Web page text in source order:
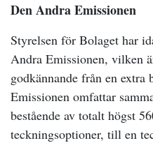
Den Andra Emissionen
Styrelsen för Bolaget har
Andra Emissionen, vilken
godkännande från en extra
Emissionen omfattar
bestående av totalt högst
teckningsoptioner, till en